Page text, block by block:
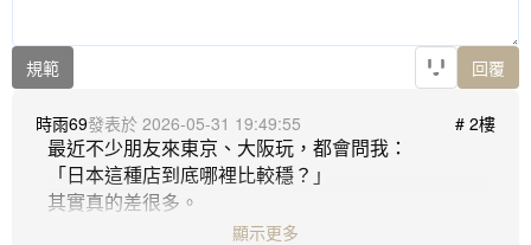
規範 回覆
時雨69 2026-05-31 19:49:55 # 2樓
最近不少朋友來東京、大阪玩，都會問我：
「日本這種店到底哪裡比較穩？」
其實真的差很多。
有些專坑外國人，價格亂跳，第一次來很容易踩雷。
顯示更多